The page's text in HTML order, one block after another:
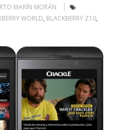
MARÍN MORÁN
WORLD, BLACKBERRY Z10,